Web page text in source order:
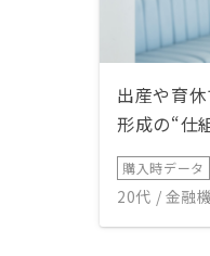
出産や育
形成の“仕
購入時データ
20代 / 金融